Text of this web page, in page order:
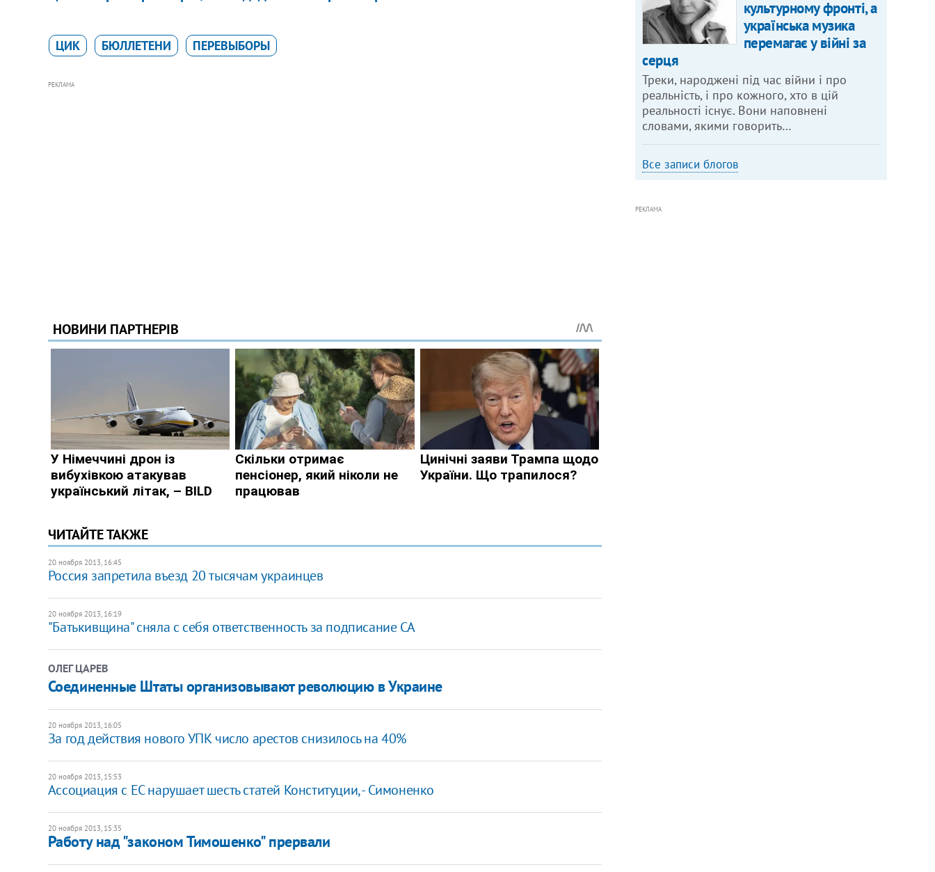
ЦИК БЮЛЛЕТЕНИ ПЕРЕВЫБОРЫ
РЕКЛАМА
ЧИТАЙТЕ ТАКЖЕ
20 ноября 2013, 16:45
Россия запретила въезд 20 тысячам украинцев
20 ноября 2013, 16:19
"Батькивщина" сняла с себя ответственность за подписание СА
ОЛЕГ ЦАРЕВ
Соединенные Штаты организовывают революцию в Украине
20 ноября 2013, 16:05
За год действия нового УПК число арестов снизилось на 40%
20 ноября 2013, 15:53
Ассоциация с ЕС нарушает шесть статей Конституции, - Симоненко
20 ноября 2013, 15:35
Работу над "законом Тимошенко" прервали
культурному фронті, а
українська музика
перемагає у війні за
серця
Треки, народжені під час війни і про
реальність, і про кожного, хто в цій
реальності існує. Вони наповнені
словами, якими говорить…
Все записи блогов
РЕКЛАМА